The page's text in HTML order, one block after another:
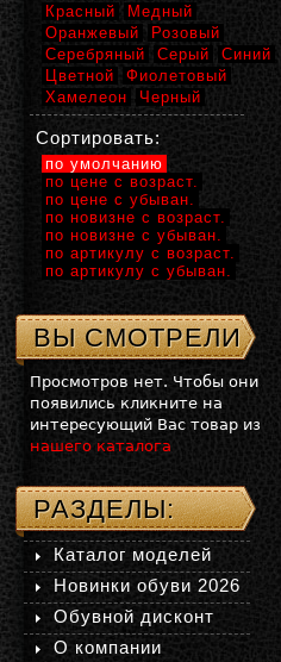
Красный
Медный
Оранжевый
Розовый
Серебряный
Серый
Синий
Цветной
Фиолетовый
Хамелеон
Черный
Сортировать:
по умолчанию
по цене с возраст.
по цене с убыван.
по новизне с возраст.
по новизне с убыван.
по артикулу с возраст.
по артикулу с убыван.
ВЫ СМОТРЕЛИ
Просмотров нет. Чтобы они
появились кликните на
интересующий Вас товар из
нашего каталога
РАЗДЕЛЫ:
Каталог моделей
Новинки обуви 2026
Обувной дисконт
О компании